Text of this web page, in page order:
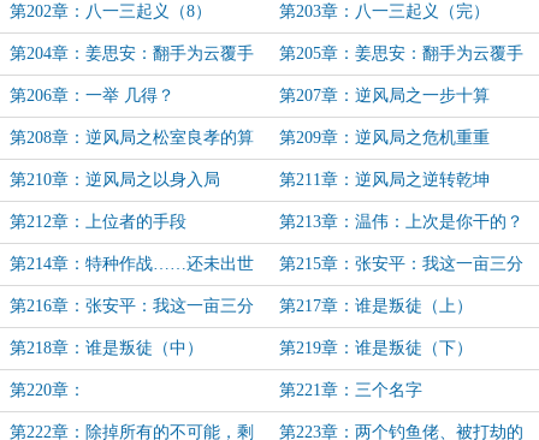
战神上线前）
第202章：八一三起义（8） 第203章：八一三起义（完）
第204章：姜思安：翻手为云覆手
为雨（上）
第205章：姜思安：翻手为云覆手
为雨（下）
第206章：一举 几得？ 第207章：逆风局之一步十算
第208章：逆风局之松室良孝的算
计！
第209章：逆风局之危机重重
第210章：逆风局之以身入局 第211章：逆风局之逆转乾坤
第212章：上位者的手段 第213章：温伟：上次是你干的？
第214章：特种作战……还未出世
必将先亡！
第215章：张安平：我这一亩三分
地（1）
第216章：张安平：我这一亩三分
地（完）
第217章：谁是叛徒（上）
第218章：谁是叛徒（中） 第219章：谁是叛徒（下）
第220章： 第221章：三个名字
第222章：除掉所有的不可能，剩 第223章：两个钓鱼佬、被打劫的